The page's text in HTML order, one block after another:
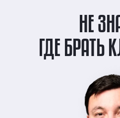
ГДЕ БРАТЬ
НЕ